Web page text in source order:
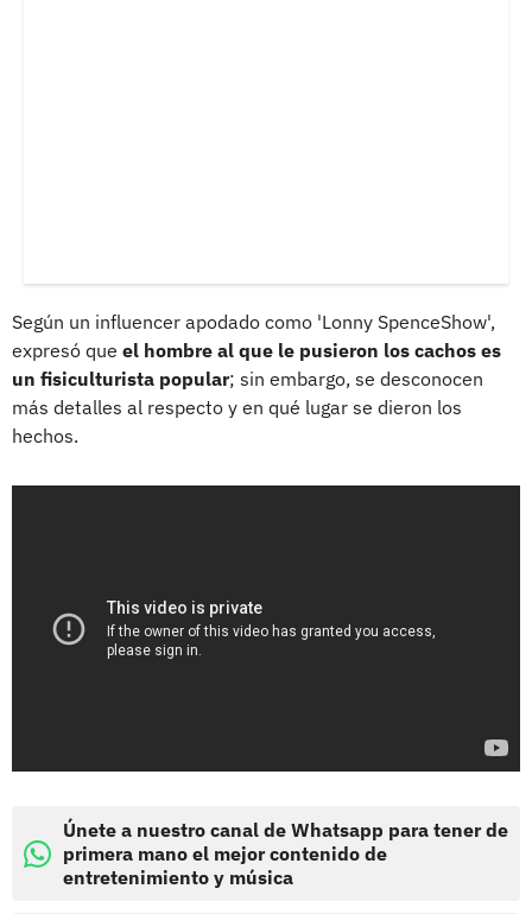
Según un influencer apodado como 'Lonny SpenceShow',
expresó que el hombre al que le pusieron los cachos es
un fisiculturista popular; sin embargo, se desconocen
más detalles al respecto y en qué lugar se dieron los
hechos.
Únete a nuestro canal de Whatsapp para tener de
primera mano el mejor contenido de
entretenimiento y música